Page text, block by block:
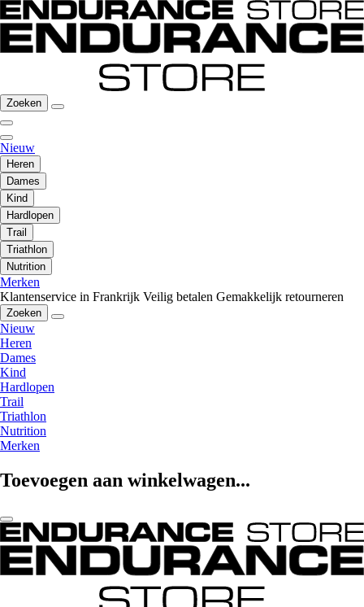
Zoeken
Nieuw
Heren
Dames
Kind
Hardlopen
Trail
Triathlon
Nutrition
Merken
Klantenservice in Frankrijk Veilig betalen Gemakkelijk retourneren
Zoeken
Nieuw
Heren
Dames
Kind
Hardlopen
Trail
Triathlon
Nutrition
Merken
Toevoegen aan winkelwagen...